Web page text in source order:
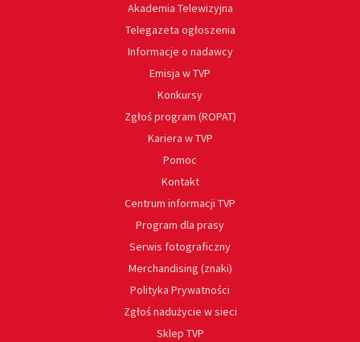
Akademia Telewizyjna
Telegazeta ogłoszenia
Informacje o nadawcy
Emisja w TVP
Konkursy
Zgłoś program (ROPAT)
Kariera w TVP
Pomoc
Kontakt
Centrum informacji TVP
Program dla prasy
Serwis fotograficzny
Merchandising (znaki)
Polityka Prywatności
Zgłoś nadużycie w sieci
Sklep TVP